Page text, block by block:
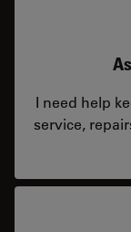
I need help
service,